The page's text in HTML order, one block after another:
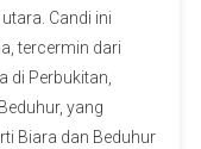
Candi ini
tercermin dari
di Perbukitan,
yang
Biara dan Beduhur